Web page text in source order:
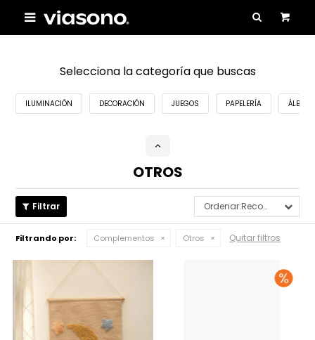

Selecciona la categoría que buscas
ILUMINACIÓN DECORACIÓN JUEGOS PAPELERÍA
OTROS
Recomendados
Filtrando por: Complementos Otros Quitar filtros